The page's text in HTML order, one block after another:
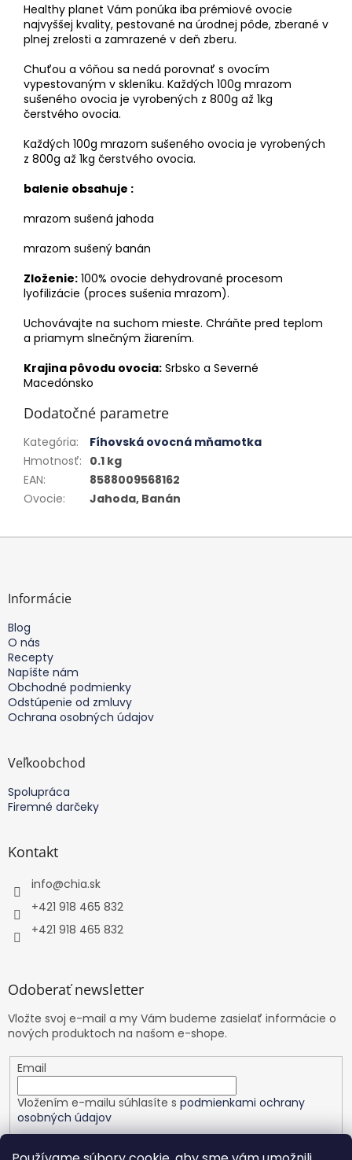
Healthy planet Vám ponúka iba prémiové ovocie
najvyššej kvality, pestované na úrodnej pôde, zberané v
plnej zrelosti a zamrazené v deň zberu.
Chuťou a vôňou sa nedá porovnať s ovocím
vypestovaným v skleníku. Každých 100g mrazom
sušeného ovocia je vyrobených z 800g až 1kg
čerstvého ovocia.
Každých 100g mrazom sušeného ovocia je vyrobených
z 800g až 1kg čerstvého ovocia.
balenie obsahuje :
mrazom sušená jahoda
mrazom sušený banán
Zloženie: 100% ovocie dehydrované procesom
lyofilizácie (proces sušenia mrazom).
Uchovávajte na suchom mieste. Chráňte pred teplom
a priamym slnečným žiarením.
Krajina pôvodu ovocia: Srbsko a Severné
Macedónsko
Dodatočné parametre
Kategória:
Fíhovská ovocná mňamotka
Hmotnosť: 0.1 kg
EAN:
8588009568162
Ovocie: Jahoda, Banán
Z
Informácie
Blog
O nás
Recepty
Napíšte nám
Obchodné podmienky
Odstúpenie od zmluvy
Ochrana osobných údajov
Veľkoobchod
Spolupráca
Firemné darčeky
Kontakt
info@chia.sk
+421 918 465 832
+421 918 465 832
Odoberať newsletter
Vložte svoj e-mail a my Vám budeme zasielať informácie o
nových produktoch na našom e-shope.
Email
Vložením e-mailu súhlasíte s podmienkami ochrany
osobných údajov
PRIHLÁSIŤ SA